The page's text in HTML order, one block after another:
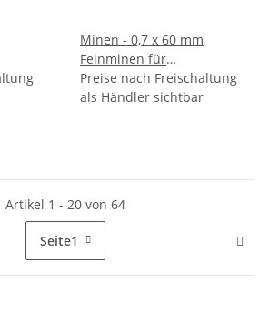
B
Minen - 0,7 x 60 mm
Feinminen für
Druckbleistifte - Gradation
HB - im 12er Pack
Preise nach Freischaltung
als Händler sichtbar
Artikel 1 - 20 von 64
Seite1